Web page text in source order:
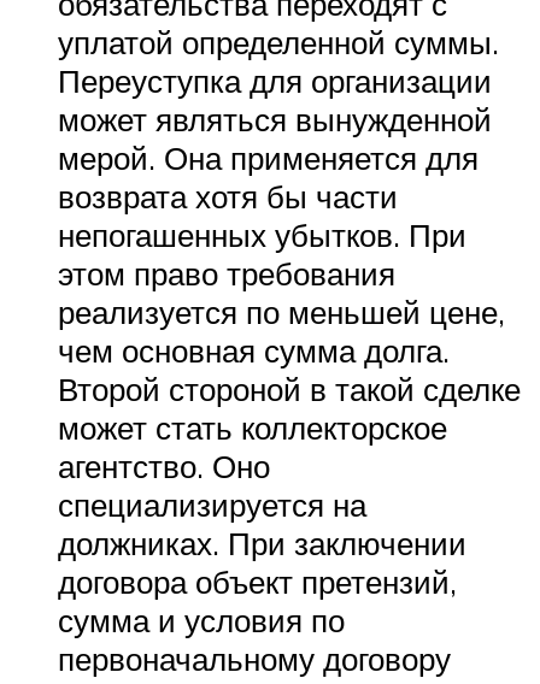
уплатой определенной суммы.
Переуступка для организации
может являться вынужденной
мерой. Она применяется для
возврата хотя бы части
непогашенных убытков. При
этом право требования
реализуется по меньшей цене,
чем основная сумма долга.
Второй стороной в такой сделке
может стать коллекторское
агентство. Оно
специализируется на
должниках. При заключении
договора объект претензий,
сумма и условия по
первоначальному договору